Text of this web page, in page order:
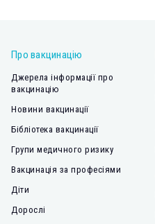
Про вакцинацію
Джерела інформації про
вакцинацію
Новини вакцинації
Бібліотека вакцинації
Групи медичного ризику
Вакцинація за професіями
Діти
Дорослі